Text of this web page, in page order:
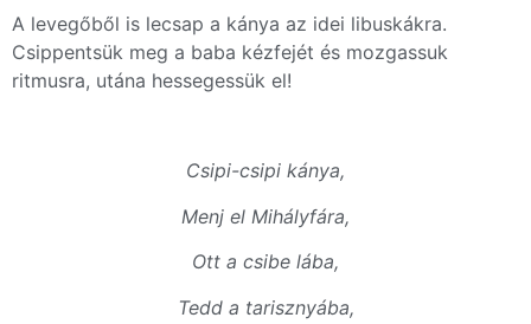
A levegőből is lecsap a kánya az idei libuskákra.
Csippentsük meg a baba kézfejét és mozgassuk
ritmusra, utána hessegessük el!
Csipi-csipi kánya,
Menj el Mihályfára,
Ott a csibe lába,
Tedd a tarisznyába,